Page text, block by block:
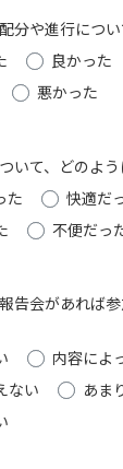
分や進行につ
良かった
悪かった
いて、どのよ
た
快適だ
不便だっ
告会があれば
内容によ
ない
あま